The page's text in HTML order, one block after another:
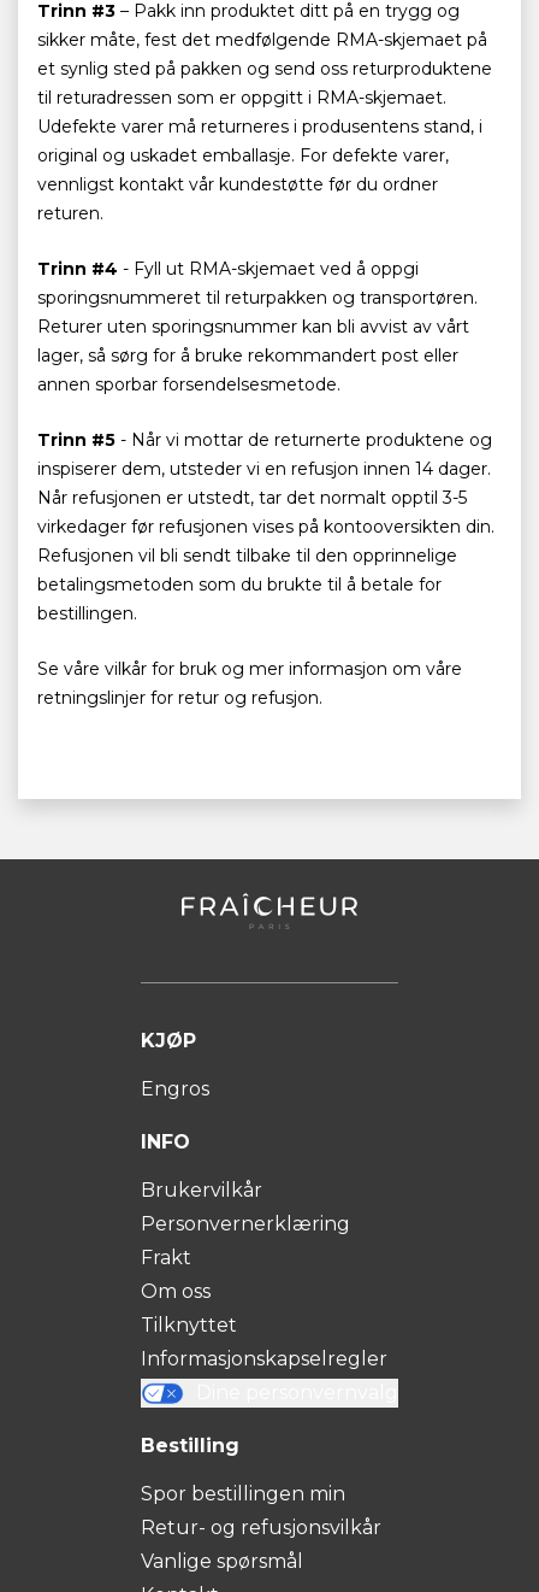
Trinn #3 – Pakk inn produktet ditt på en trygg og
sikker måte, fest det medfølgende RMA-skjemaet på
et synlig sted på pakken og send oss returproduktene
til returadressen som er oppgitt i RMA-skjemaet.
Udefekte varer må returneres i produsentens stand, i
original og uskadet emballasje. For defekte varer,
vennligst kontakt vår kundestøtte før du ordner
returen.
Trinn #4 - Fyll ut RMA-skjemaet ved å oppgi
sporingsnummeret til returpakken og transportøren.
Returer uten sporingsnummer kan bli avvist av vårt
lager, så sørg for å bruke rekommandert post eller
annen sporbar forsendelsesmetode.
Trinn #5 - Når vi mottar de returnerte produktene og
inspiserer dem, utsteder vi en refusjon innen 14 dager.
Når refusjonen er utstedt, tar det normalt opptil 3-5
virkedager før refusjonen vises på kontooversikten din.
Refusjonen vil bli sendt tilbake til den opprinnelige
betalingsmetoden som du brukte til å betale for
bestillingen.
Se våre vilkår for bruk og mer informasjon om våre
retningslinjer for retur og refusjon.
KJØP
Engros
INFO
Brukervilkår
Personvernerklæring
Frakt
Om oss
Tilknyttet
Informasjonskapselregler
Bestilling
Spor bestillingen min
Retur- og refusjonsvilkår
Vanlige spørsmål